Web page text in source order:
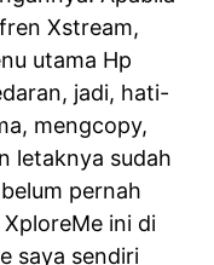
Xstream,
utama Hp
jadi, hati-
mengcopy,
letaknya sudah
pernah
ini di
saya sendiri